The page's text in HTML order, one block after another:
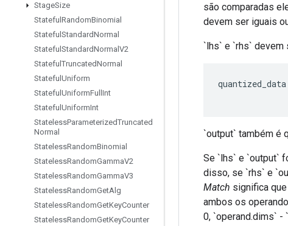
StageSize
Stateful RandomBinomial
Stateful StandardNormal
Stateful StandardNormal V2
Stateful TruncatedNormal
Stateful Uniform
Stateful UniformFull Int
Stateful UniformInt
StatelessParameterizedTruncated
Normal
StatelessRandomBinomial
StatelessRandomGammaV2
StatelessRandomGammaV3
StatelessRandomGetAlg
StatelessRandomGetKeyCounter
StatelessRandomGetKeyCounter
são comparadas
devem ser iguais
`lhs` e `rhs` devem
quantized_data
`output` também é
Se `lhs` e `output`
disso, se `rhs` e
Match significa
ambos os
0, `operand.dims` -